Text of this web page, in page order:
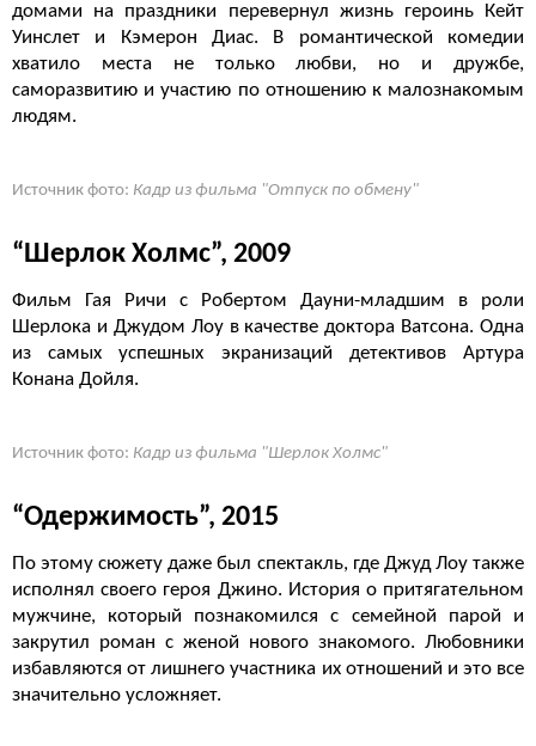
домами на праздники перевернул жизнь героинь Кейт
Уинслет и Кэмерон Диас. В романтической комедии
хватило места не только любви, но и дружбе,
саморазвитию и участию по отношению к малознакомым
людям.
Источник фото: Кадр из фильма "Отпуск по обмену"
“Шерлок Холмс”, 2009
Фильм Гая Ричи с Робертом Дауни-младшим в роли
Шерлока и Джудом Лоу в качестве доктора Ватсона. Одна
из самых успешных экранизаций детективов Артура
Конана Дойля.
Источник фото: Кадр из фильма "Шерлок Холмс"
“Одержимость”, 2015
По этому сюжету даже был спектакль, где Джуд Лоу также
исполнял своего героя Джино. История о притягательном
мужчине, который познакомился с семейной парой и
закрутил роман с женой нового знакомого. Любовники
избавляются от лишнего участника их отношений и это все
значительно усложняет.